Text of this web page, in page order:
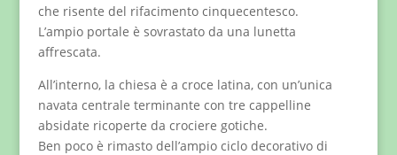
che risente del rifacimento cinquecentesco.
L’ampio portale è sovrastato da una lunetta
affrescata.
All’interno, la chiesa è a croce latina, con un’unica
navata centrale terminante con tre cappelline
absidate ricoperte da crociere gotiche.
Ben poco è rimasto dell’ampio ciclo decorativo di